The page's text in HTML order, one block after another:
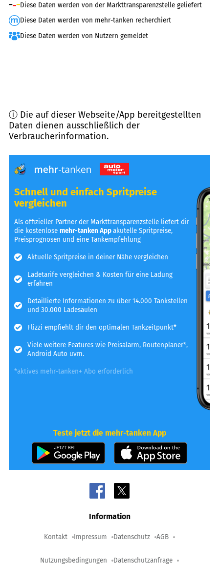
Diese Daten werden von der Markttransparenzstelle geliefert
Diese Daten werden von mehr-tanken recherchiert
Diese Daten werden von Nutzern gemeldet
ⓘ Die auf dieser Webseite/App bereitgestellten
Daten dienen ausschließlich der
Verbraucherinformation.
Schnell und einfach Spritpreise
vergleichen
Als offizieller Partner der Markttransparenzstelle liefert dir
die kostenlosemehr-tanken Appakutelle Spritpreise,
Preisprognosen und eine Tankempfehlung
Aktuelle Spritpreise in deiner Nähe vergleichen
Ladetarife vergleichen & Kosten für eine Ladung
erfahren
Detaillierte Informationen zu über 14.000 Tankstellen
und 30.000 Ladesäulen
Flizzi empfiehlt dir den optimalen Tankzeitpunkt*
Viele weitere Features wie Preisalarm, Routenplaner*,
Android Auto uvm.
*aktives mehr-tanken+ Abo erforderlich
Teste jetzt die mehr-tanken App
Information
Kontakt Impressum Datenschutz AGB
Nutzungsbedingungen Datenschutzanfrage